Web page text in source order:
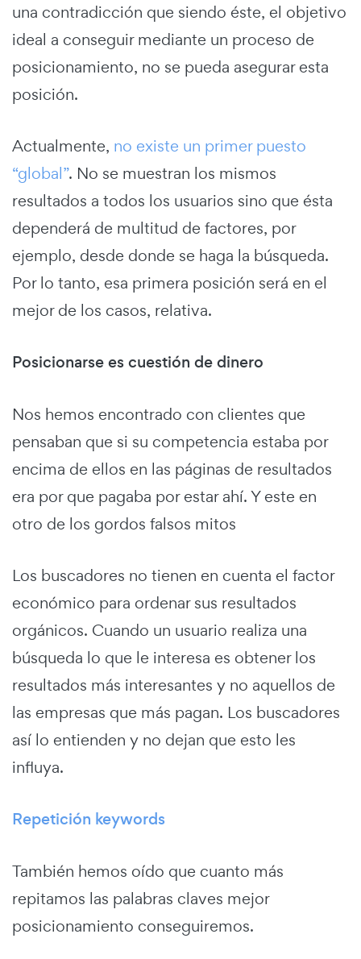
una contradicción que siendo éste, el objetivo
ideal a conseguir mediante un proceso de
posicionamiento, no se pueda asegurar esta
posición.
Actualmente, no existe un primer puesto
“global”. No se muestran los mismos
resultados a todos los usuarios sino que ésta
dependerá de multitud de factores, por
ejemplo, desde donde se haga la búsqueda.
Por lo tanto, esa primera posición será en el
mejor de los casos, relativa.
Posicionarse es cuestión de dinero
Nos hemos encontrado con clientes que
pensaban que si su competencia estaba por
encima de ellos en las páginas de resultados
era por que pagaba por estar ahí. Y este en
otro de los gordos falsos mitos
Los buscadores no tienen en cuenta el factor
económico para ordenar sus resultados
orgánicos. Cuando un usuario realiza una
búsqueda lo que le interesa es obtener los
resultados más interesantes y no aquellos de
las empresas que más pagan. Los buscadores
así lo entienden y no dejan que esto les
influya.
Repetición keywords
También hemos oído que cuanto más
repitamos las palabras claves mejor
posicionamiento conseguiremos.